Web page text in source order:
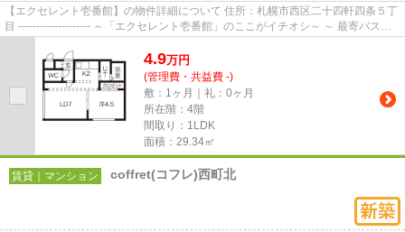
【エクセレント壱番館】の物件詳細について 住所：札幌市西区二十四軒四条５丁
目 -------------------- ～「エクセレント壱番館」のここがイチオシ～ ～ 最寄バス停
4.9万円
(管理費・共益費 -)
敷：1ヶ月｜礼：0ヶ月
所在階：4階
間取り：1LDK
面積：29.34㎡
賃貸｜マンション coffret(コフレ)西町北